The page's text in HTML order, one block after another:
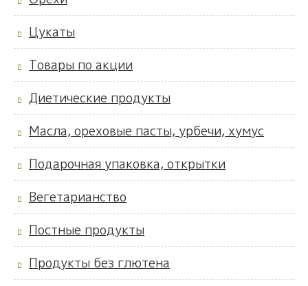
Цукаты
Товары по акции
Диетические продукты
Масла, ореховые пасты, урбечи, хумус
Подарочная упаковка, открытки
Вегетарианство
Постные продукты
Продукты без глютена